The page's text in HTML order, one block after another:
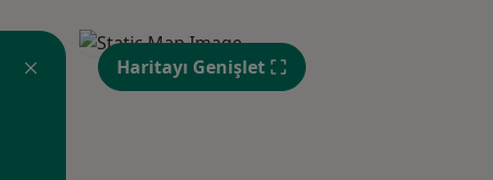
Haritayı Genişlet